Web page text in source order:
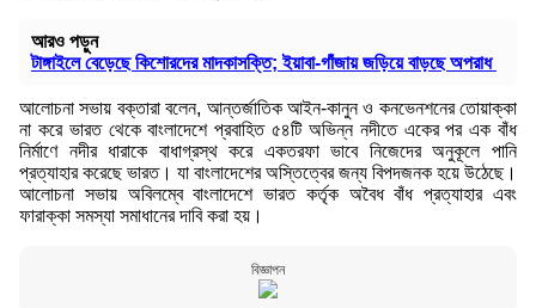
আরও পড়ুন
টাঙ্গাইলে বেড়েছে কিশোরদের মাদকাসক্তি; ইয়াবা-গাঁজায় জড়িয়ে বাড়ছে অপরাধ
আলোচনা সভায় বক্তারা বলেন, আন্তর্জাতিক আইন-কানুন ও কনভেনশনের তোয়াক্কা
না করে ভারত থেকে বাংলাদেশে প্রবাহিত ৫৪টি অভিন্ন নদীতে একের পর এক বাঁধ
নির্মাণে নদীর ধারাকে বাধাগ্রস্থ করে একতরফা ভাবে নিজেদের অনুকূলে পানি
প্রত্যাহার করেছে ভারত। যা বাংলাদেশের অস্তিত্বের জন্য বিপদজনক হয়ে উঠেছে।
আলোচনা সভায় অবিলম্বে বাংলাদেশে ভারত কর্তৃক অবৈধ বাঁধ প্রত্যাহার এবং
ফারাক্কা সমস্যা সমাধানের দাবি করা হয়।
বিজ্ঞাপন